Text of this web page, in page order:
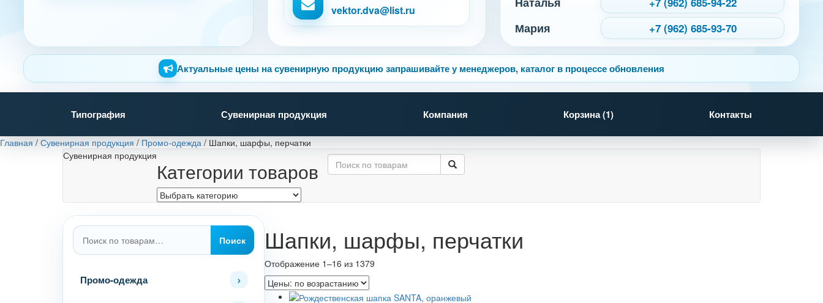
vektor.dva@list.ru
Мария +7 (962) 685-93-70
Актуальные цены на сувенирную продукцию запрашивайте у менеджеров, каталог в процессе обновления
Типография Сувенирная продукция Компания Корзина (1) Контакты
Главная / Сувенирная продукция / Промо-одежда / Шапки, шарфы, перчатки
Сувенирная продукция
Категории товаров
Искать:
Поиск
Промо-одежда
Шапки, шарфы, перчатки
Отображение 1–16 из 1379